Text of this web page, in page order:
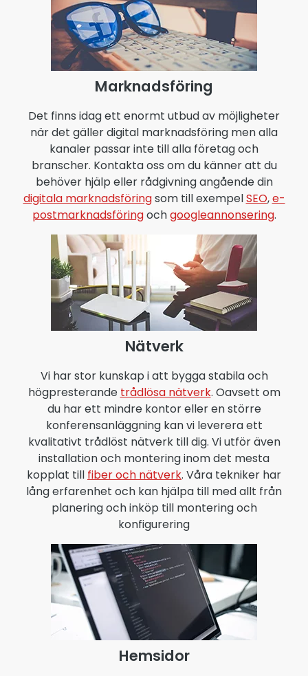
Marknadsföring
Det finns idag ett enormt utbud av möjligheter
när det gäller digital marknadsföring men alla
kanaler passar inte till alla företag och
branscher. Kontakta oss om du känner att du
behöver hjälp eller rådgivning angående din
digitala marknadsföringsom till exempelSEO,e-
postmarknadsföringochgoogleannonsering.
Nätverk
Vi har stor kunskap i att bygga stabila och
högpresterande trådlösa nätverk. Oavsett om
du har ett mindre kontor eller en större
konferensanläggning kan vi leverera ett
kvalitativt trådlöst nätverk till dig. Vi utför även
installation och montering inom det mesta
kopplat till fiber och nätverk. Våra tekniker har
lång erfarenhet och kan hjälpa till med allt från
planering och inköp till montering och
konfigurering
Hemsidor